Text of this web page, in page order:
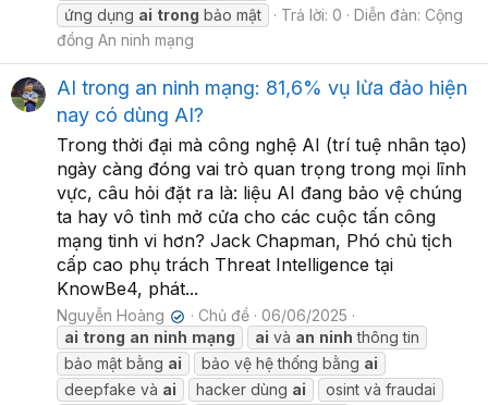
ứng dụng ai trong bảo mật Trả lời: 0 Diễn đàn: Cộng
đồng An ninh mạng
AI trong an ninh mạng: 81,6% vụ lừa đảo hiện
nay có dùng AI?
Trong thời đại mà công nghệ AI (trí tuệ nhân tạo)
ngày càng đóng vai trò quan trọng trong mọi lĩnh
vực, câu hỏi đặt ra là: liệu AI đang bảo vệ chúng
ta hay vô tình mở cửa cho các cuộc tấn công
mạng tinh vi hơn? Jack Chapman, Phó chủ tịch
cấp cao phụ trách Threat Intelligence tại
KnowBe4, phát...
Nguyễn Hoàng ✔ Chủ đề
06/06/2025
ai trong an ninh mạng ai và an ninh thông tin
bảo mật bằng ai bảo vệ hệ thống bằng ai
deepfake và ai hacker dùng ai
osint và fraudai